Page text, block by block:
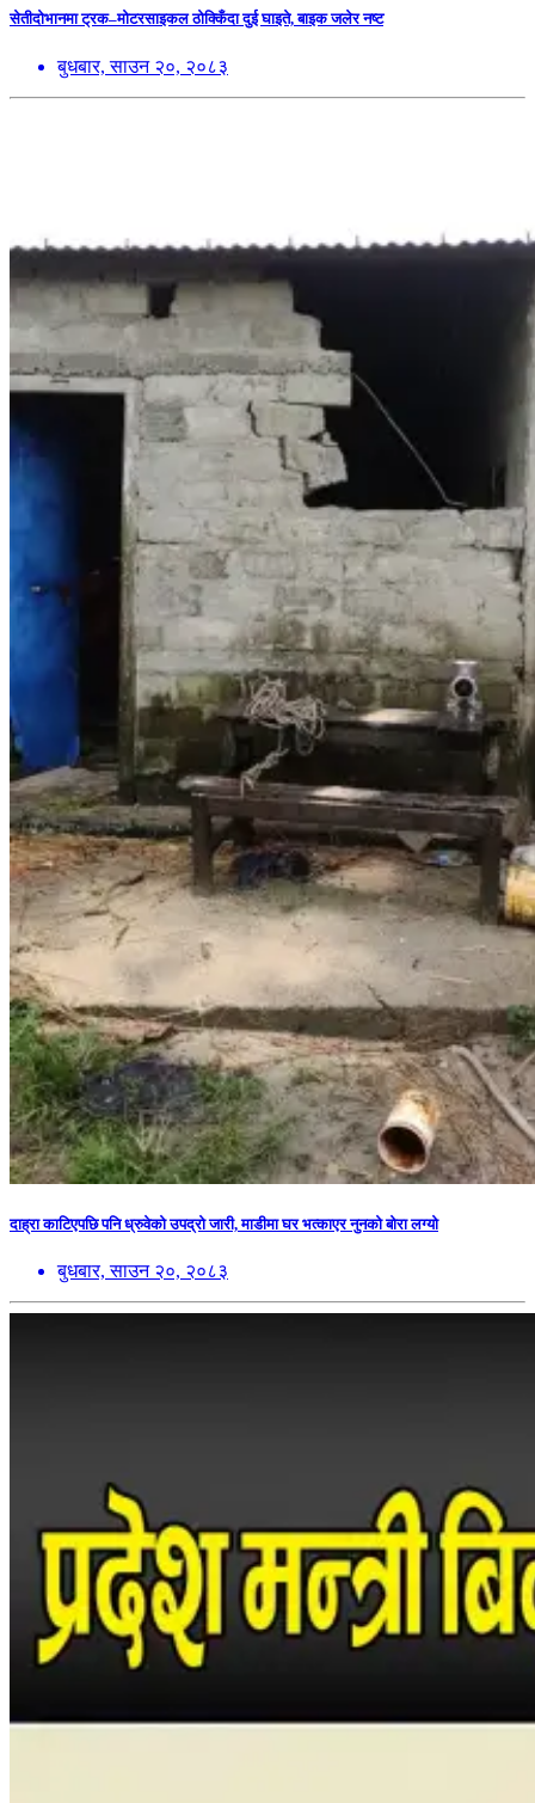
सेतीदोभानमा ट्रक–मोटरसाइकल ठोक्किँदा दुई घाइते, बाइक जलेर नष्ट
बुधबार, साउन २०, २०८३
दाह्रा काटिएपछि पनि ध्रुवेको उपद्रो जारी, माडीमा घर भत्काएर नुनको बोरा लग्यो
बुधबार, साउन २०, २०८३